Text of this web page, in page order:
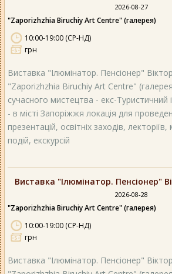
2026-08-27
"Zaporizhzhia Biruchiy Art Centre" (галерея)
10:00-19:00 (СР-НД)
грн
Виставка "Ілюмінатор. Пенсіонер"
"Zaporizhzhia Biruchiy Art Centre"
сучасного мистецтва - екс-Туристичний
- в місті Запоріжжя локація для
презентацій, освітніх заходів,
подій, екскурсій
Виставка "Ілюмінатор. Пенсіонер"
2026-08-28
"Zaporizhzhia Biruchiy Art Centre" (галерея)
10:00-19:00 (СР-НД)
грн
Виставка "Ілюмінатор. Пенсіонер"